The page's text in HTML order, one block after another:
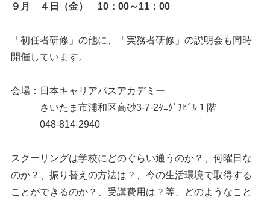
９月 ４日（金） 10：00～11：00
「初任者研修」の他に、「実務者研修」の説明会も同時
開催しています。
会場：日本キャリアパスアカデミー
さいたま市浦和区高砂3-7-2ﾀﾆｸﾞﾁﾋﾞﾙ１階
048-814-2940
スクーリングは学校にどのぐらい通うのか？、何曜日な
のか？、振り替えの方法は？、今の生活環境で取得する
ことができるのか？、受講費用は？等、どのようなこと